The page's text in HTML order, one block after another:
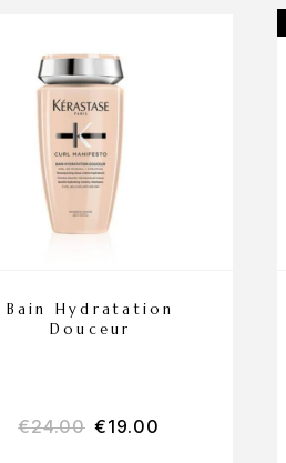
Bain Hydratation
Douceur
€24.00 €19.00